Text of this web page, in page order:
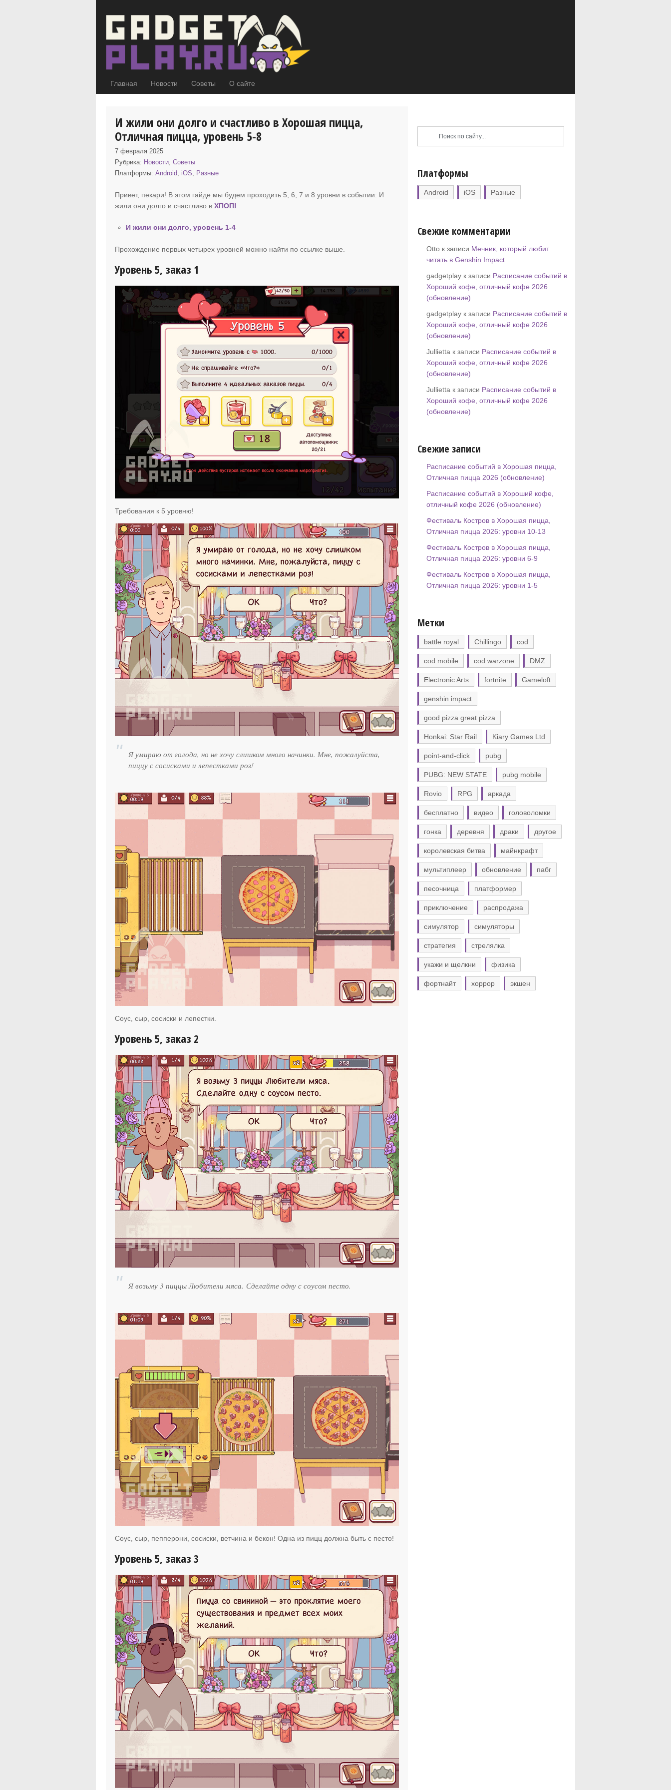
Главная Новости Советы О сайте
И жили они долго и счастливо в Хорошая пицца,
Отличная пицца, уровень 5-8
7 февраля 2025
Рубрика: Новости,Советы
Платформы:Android, iOS, Разные
Привет, пекари! В этом гайде мы будем проходить 5, 6, 7 и 8 уровни в событии: И
жили они долго и счастливо вХПОП!
И жили они долго, уровень 1-4
Прохождение первых четырех уровней можно найти по ссылке выше.
Уровень 5, заказ 1
Требования к 5 уровню!
Я умираю от голода, но не хочу слишком много начинки. Мне, пожалуйста,
пиццу с сосисками и лепестками роз!
Соус, сыр, сосиски и лепестки.
Уровень 5, заказ 2
Я возьму 3 пиццы Любители мяса. Сделайте одну с соусом песто.
Соус, сыр, пепперони, сосиски, ветчина и бекон! Одна из пицц должна быть с песто!
Уровень 5, заказ 3
Платформы
Android iOS Разные
Свежие комментарии
Otto к записи Мечник, который любит
читать в Genshin Impact
gadgetplay к записи Расписание событий в
Хороший кофе, отличный кофе 2026
(обновление)
gadgetplay к записи Расписание событий в
Хороший кофе, отличный кофе 2026
(обновление)
Jullietta к записи Расписание событий в
Хороший кофе, отличный кофе 2026
(обновление)
Jullietta к записи Расписание событий в
Хороший кофе, отличный кофе 2026
(обновление)
Свежие записи
Расписание событий в Хорошая пицца,
Отличная пицца 2026 (обновление)
Расписание событий в Хороший кофе,
отличный кофе 2026 (обновление)
Фестиваль Костров в Хорошая пицца,
Отличная пицца 2026: уровни 10-13
Фестиваль Костров в Хорошая пицца,
Отличная пицца 2026: уровни 6-9
Фестиваль Костров в Хорошая пицца,
Отличная пицца 2026: уровни 1-5
Метки
battle royal Chillingo cod
cod mobile cod warzone DMZ
Electronic Arts fortnite Gameloft
genshin impact
good pizza great pizza
Honkai: Star Rail Kiary Games Ltd
point-and-click pubg
PUBG: NEW STATE pubg mobile
Rovio RPG аркада
бесплатно видео головоломки
гонка деревня драки другое
королевская битва майнкрафт
мультиплеер обновление пабг
песочница платформер
приключение распродажа
симулятор симуляторы
стратегия стрелялка
укажи и щелкни физика
фортнайт хоррор экшен